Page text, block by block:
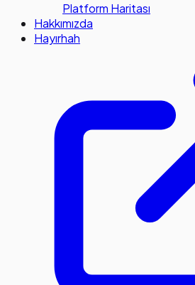
Platform Haritası
Hakkımızda
Hayırhah